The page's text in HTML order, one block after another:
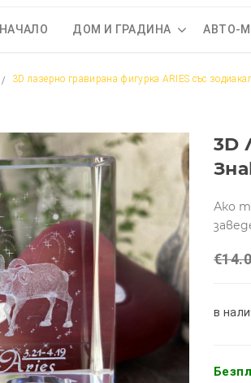
НАЧАЛО ДОМ И ГРАДИНА АВТО-
3D лазерно гравиранa фигурка ARIES със
3D
Ако
в